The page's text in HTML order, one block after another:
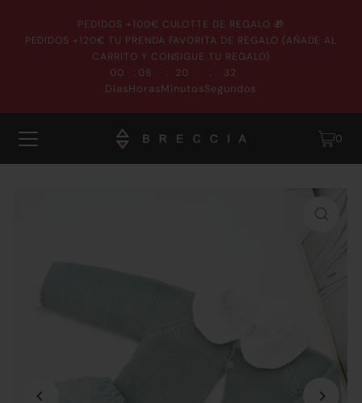
PEDIDOS +100€ CULOTTE DE REGALO 🎁
PEDIDOS +120€ TU PRENDA FAVORITA DE REGALO (AÑADE AL
CARRITO Y CONSIGUE TU REGALO)
00
Días
: 08
Horas
: 20
Minutos
: 31
Segundos
0